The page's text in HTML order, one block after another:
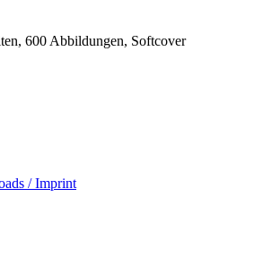
600 Abbildungen, Softcover
/ Imprint